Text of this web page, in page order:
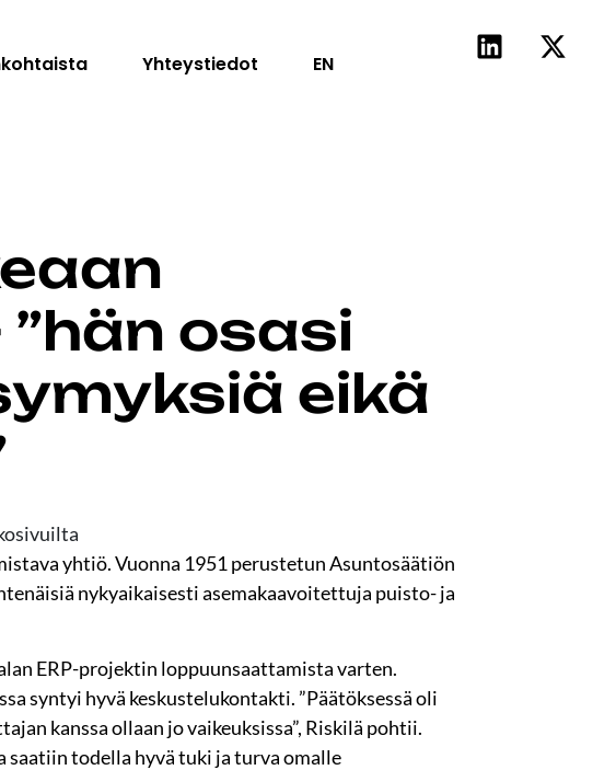
Yhteystiedot EN
osasi
eikä
yhtiö. Vuonna 1951 perustetun Asuntosäätiön
nykyaikaisesti asemakaavoitettuja puisto- ja
ERP-projektin loppuunsaattamista varten.
syntyi hyvä keskustelukontakti. ”Päätöksessä oli
kanssa ollaan jo vaikeuksissa”, Riskilä pohtii.
saatiin todella hyvä tuki ja turva omalle